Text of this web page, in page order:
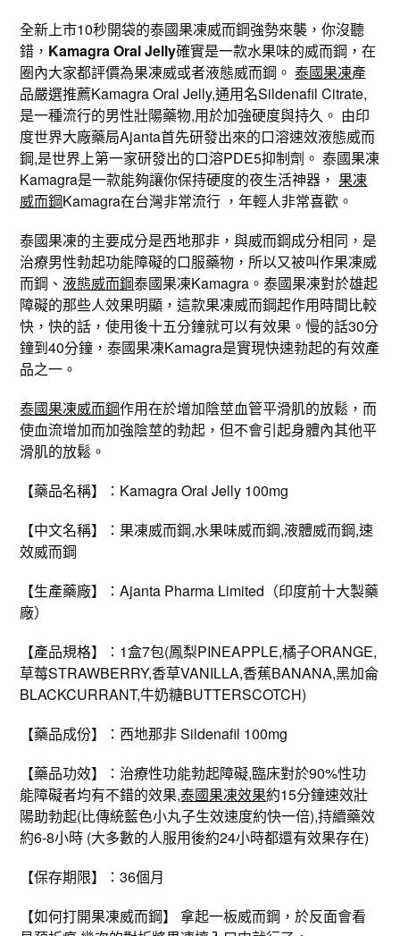
全新上市10秒開袋的泰國果凍威而鋼強勢來襲，你沒聽
錯， Kamagra Oral Jelly確實是一款水果味的威而鋼，在
圈內大家都評價為果凍威或者液態威而鋼。泰國果凍產
品嚴選推薦Kamagra Oral Jelly,通用名Sildenafil Citrate,
是一種流行的男性壯陽藥物,用於加強硬度與持久。 由印
度世界大廠藥局Ajanta首先研發出來的口溶速效液態威而
鋼,是世界上第一家研發出的口溶PDE5抑制劑。 泰國果凍
Kamagra是一款能夠讓你保持硬度的夜生活神器， 果凍
威而鋼Kamagra在台灣非常流行 ，年輕人非常喜歡。
泰國果凍的主要成分是西地那非，與威而鋼成分相同，是
治療男性勃起功能障礙的口服藥物，所以又被叫作果凍威
而鋼、 液態威而鋼泰國果凍Kamagra。泰國果凍對於雄起
障礙的那些人效果明顯，這款果凍威而鋼起作用時間比較
快，快的話，使用後十五分鐘就可以有效果。慢的話30分
鐘到40分鐘，泰國果凍Kamagra是實現快速勃起的有效產
品之一。
泰國果凍威而鋼作用在於增加陰莖血管平滑肌的放鬆，而
使血流增加而加強陰莖的勃起，但不會引起身體內其他平
滑肌的放鬆。
【藥品名稱】：Kamagra Oral Jelly 100mg
【中文名稱】：果凍威而鋼,水果味威而鋼,液體威而鋼,速
效威而鋼
【生產藥廠】：Ajanta Pharma Limited（印度前十大製藥
廠）
【產品規格】：1盒7包(鳳梨PINEAPPLE,橘子ORANGE,
草莓STRAWBERRY,香草VANILLA,香蕉BANANA,黑加侖
BLACKCURRANT,牛奶糖BUTTERSCOTCH)
【藥品成份】：西地那非 Sildenafil 100mg
【藥品功效】：治療性功能勃起障礙,臨床對於90%性功
能障礙者均有不錯的效果,泰國果凍效果約15分鐘速效壯
陽助勃起(比傳統藍色小丸子生效速度約快一倍),持續藥效
約6-8小時 (大多數的人服用後約24小時都還有效果存在)
【保存期限】：36個月
【如何打開果凍威而鋼】 拿起一板威而鋼，於反面會看